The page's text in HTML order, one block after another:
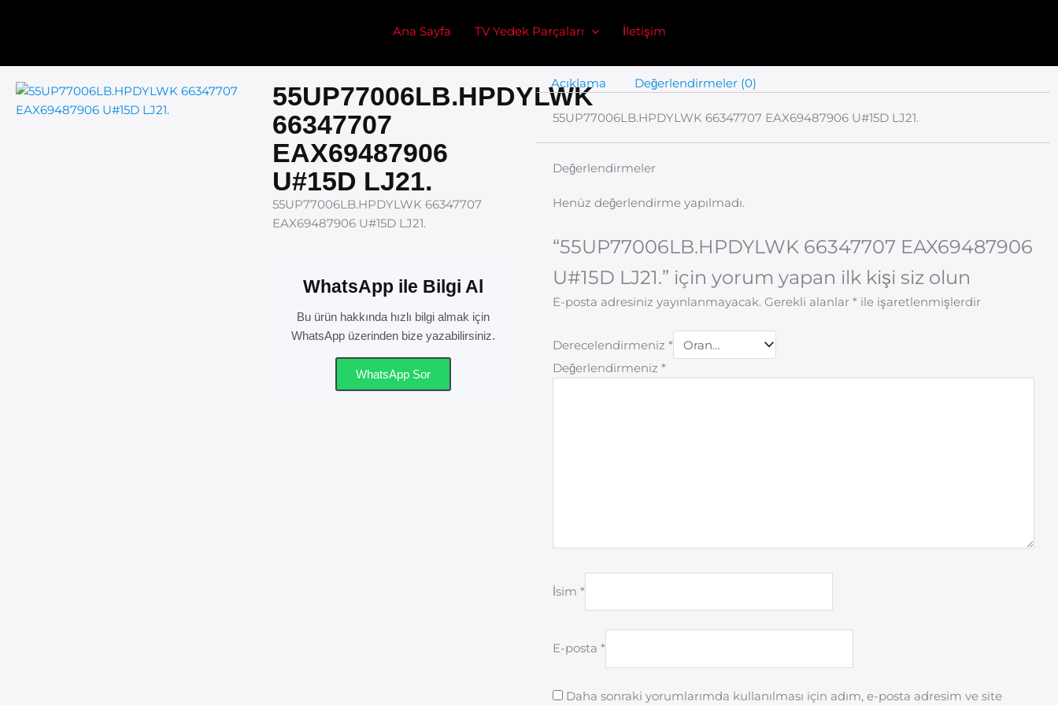
Ana Sayfa TV Yedek Parçaları İletişim
55UP77006LB.HPDYLWK
66347707
EAX69487906
U#15D LJ21.
55UP77006LB.HPDYLWK 66347707
EAX69487906 U#15D LJ21.
WhatsApp ile Bilgi Al
Bu ürün hakkında hızlı bilgi almak için
WhatsApp üzerinden bize yazabilirsiniz.
WhatsApp Sor
Açıklama Değerlendirmeler (0)
55UP77006LB.HPDYLWK 66347707 EAX69487906 U#15D LJ21.
Değerlendirmeler
Henüz değerlendirme yapılmadı.
“55UP77006LB.HPDYLWK 66347707 EAX69487906
U#15D LJ21.” için yorum yapan ilk kişi siz olun
E-posta adresiniz yayınlanmayacak. Gerekli alanlar * ile işaretlenmişlerdir
Derecelendirmeniz *
Değerlendirmeniz *
İsim *
E-posta *
Daha sonraki yorumlarımda kullanılması için adım, e-posta adresim ve site